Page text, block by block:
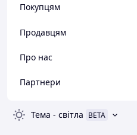
Покупцям
Продавцям
Про нас
Партнери
Тема - світла BETA